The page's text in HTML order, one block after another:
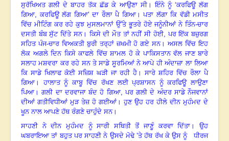
ਸੁਰੱਖਿਅਤ ਗਲੀ ਦੇ ਬਾਹਰ ਤੱਕ ਛੱਡ ਕੇ ਆਉਣਾ ਸੀ। ਇੰਨੇ ਨੂੰ ‘ਕਰਫਿਊ ਲੱਗ
ਗਿਆ, ਕਰਫਿਊ ਲੱਗ ਗਿਆ’ ਦਾ ਰੌਲਾ ਪੈ ਗਿਆ। ਪਤਾ ਲੱਗਾ ਕਿ ਵੱਡੀ ਮਸੀਤ
ਵਿੱਚ ਮੀਟਿੰਗ ਕਰ ਰਹੇ ਕੁਝ ਮੁਸਲਮਾਨਾਂ ਉੱਤੇ ਭੂਤਰੇ ਹੋਏ ਜਨੂੰਨੀਆਂ ਨੇ ਤਿੰਨ-ਚਾਰ
ਦਸਤੀ ਬੰਬ ਸੁੱਟ ਦਿੱਤੇ ਸਨ। ਕਿਸੇ ਦੀ ਮੌਤ ਤਾਂ ਨਹੀਂ ਸੀ ਹੋਈ, ਪਰ ਇੱਕ ਬਜ਼ੁਰਗ
ਸਹਿਤ ਪੰਜ-ਚਾਰ ਵਿਅਕਤੀ ਬੁਰੀ ਤਰ੍ਹਾਂ ਜ਼ਖਮੀ ਹੋ ਗਏ ਸਨ। ਅਸਲ ਵਿੱਚ ਇਹ
ਲੋਕ ਅਗਲੇ ਦਿਨ ਕਿਸੇ ਕਾਫਲੇ ਵਿੱਚ ਸ਼ਾਮਲ ਹੋ ਕੇ ਪਾਕਿਸਤਾਨ ਵੱਲ ਜਾਣ ਬਾਰੇ
ਸਲਾਹ ਮਸ਼ਵਰਾ ਕਰ ਰਹੇ ਸਨ ਤੇ ਸਾਡੇ ਸੂਰਮਿਆਂ ਨੇ ਆਪੇ ਹੀ ਅੰਦਾਜ਼ਾ ਲਾ ਲਿਆ
ਕਿ ਸਾਡੇ ਖਿਲਾਫ ਕੋਈ ਸਜ਼ਿਸ਼ ਘੜੀ ਜਾ ਰਹੀ ਹੈ। ਸਾਰੇ ਸ਼ਹਿਰ ਵਿੱਚ ਰੌਲਾ ਪੈ
ਗਿਆ। ਹਾਲਾਤ ਨੂੰ ਕਾਬੂ ਵਿੱਚ ਰੱਖਣ ਲਈ ਪ੍ਰਸ਼ਾਸਨ ਨੂੰ ਕਰਫਿਊ ਲਾਉਣਾ
ਪਿਆ। ਗਲੀ ਦਾ ਦਰਵਾਜਾ ਬੰਦ ਹੋ ਗਿਆ, ਪਰ ਗਲੀ ਦੇ ਅੰਦਰ ਸਾਡੇ ਨੌਜਵਾਨਾਂ
ਦੀਆਂ ਗਤੀਵਿਧੀਆਂ ਮੁੜ ਤੇਜ਼ ਹੋ ਗਈਆਂ। ਹੁਣ ਉਹ ਹਰ ਹੀਲੇ ਦੀਨ ਮੁਹੰਮਦ ਦੇ
ਖੂਨ ਨਾਲ ਆਪਣੇ ਹੱਥ ਰੰਗਣੇ ਚਾਹੁੰਦੇ ਸਨ।
ਸਾਹਣੀ ਨੇ ਦੀਨ ਮੁਹੰਮਦ ਨੂੰ ਸਾਰੀ ਸਥਿਤੀ ਤੋਂ ਜਾਣੂੰ ਕਰਵਾ ਦਿੱਤਾ। ਉਹ
ਘਬਰਾਇਆ ਤਾਂ ਬਹੁਤ ਪਰ ਸਾਹਣੀ ਨੇ ਉਸਦੇ ਮੋਢੇ ’ਤੇ ਹੱਥ ਰੱਖ ਕੇ ਉਸ ਨੂੰ ਧੀਰਜ